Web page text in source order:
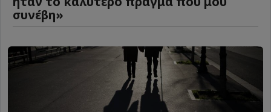
συνέβη»